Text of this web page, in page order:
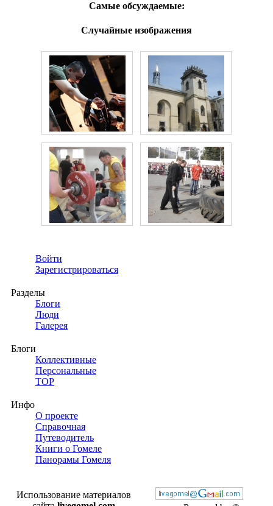
Самые обсуждаемые:
Случайные изображения
Войти
Зарегистрироваться
Разделы
Блоги
Люди
Галерея
Блоги
Коллективные
Персональные
TOP
Инфо
О проекте
Справочная
Путеводитель
Книги о Гомеле
Панорамы Гомеля
Использование материалов